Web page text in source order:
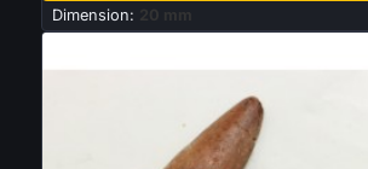
Dimension: 20 mm